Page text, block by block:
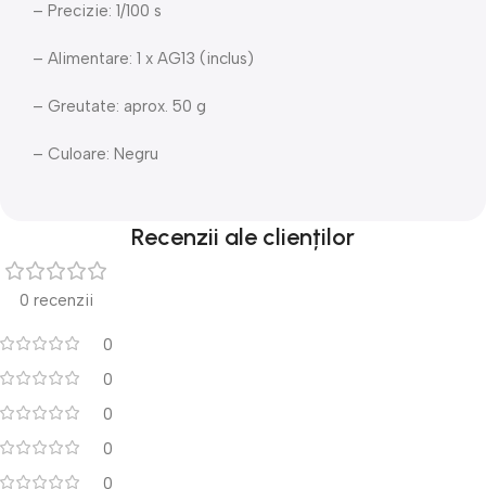
– Precizie: 1/100 s
– Alimentare: 1 x AG13 (inclus)
– Greutate: aprox. 50 g
– Culoare: Negru
Recenzii ale clienților
0 recenzii
0
0
0
0
0